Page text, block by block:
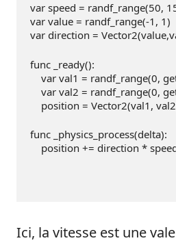
var speed = randf_range(50,
var value = randf_range(-1 , 1)
var direction =
func _ready():
var val1 = randf_range(0,
var val2 = randf_range(0,
position = Vector2(val1,
func _physics_process(delta):
position += direction *
Ici, la vitesse est une